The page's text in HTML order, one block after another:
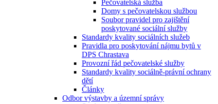
Pečovatelská služba
Domy s pečovatelskou službou
Soubor pravidel pro zajištění
poskytované sociální služby
Standardy kvality sociálních služeb
Pravidla pro poskytování nájmu bytů v
DPS Chrastava
Provozní řád pečovatelské služby
Standardy kvality sociálně-právní ochrany
dětí
Články
Odbor výstavby a územní správy